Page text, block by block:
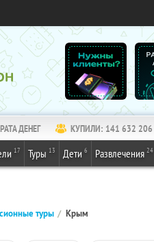
ДЕНЕГ КУПИЛИ: 141 632 206
17 Туры 13 Дети 6 Развлечения 24
туры Крым